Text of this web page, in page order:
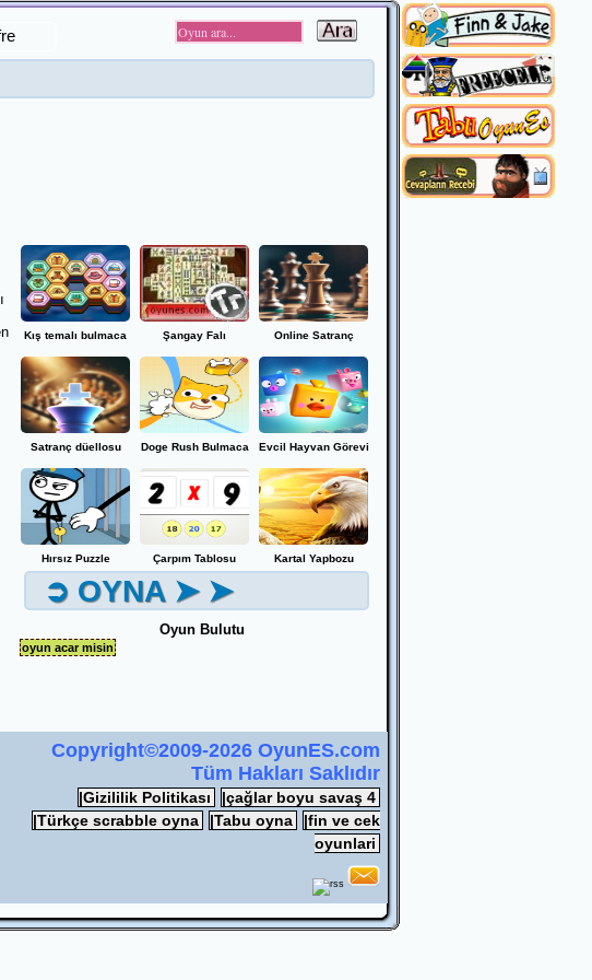
Kış temalı bulmaca Şangay Falı Online Satranç
Satranç düellosu Doge Rush Bulmaca Evcil Hayvan Görevi
Hırsız Puzzle Çarpım Tablosu Kartal Yapbozu
➲ OYNA ➤ ➤
Oyun Bulutu
oyun acar misin
Copyright©2009-2026 OyunES.com
Tüm Hakları Saklıdır
|Gizililik Politikası
|çağlar boyu savaş 4
|Türkçe scrabble oyna
|Tabu oyna
|fin ve cek
oyunlari